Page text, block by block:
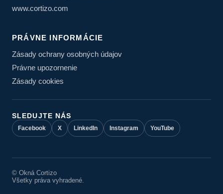
www.cortizo.com
PRÁVNE INFORMÁCIE
Zásady ochrany osobných údajov
Právne upozornenie
Zásady cookies
SLEDUJTE NÁS
Facebook X LinkedIn Instagram YouTube
© Okná Cortizo
Všetky práva vyhradené.